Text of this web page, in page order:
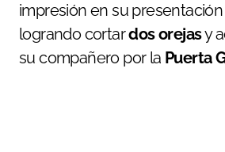
impresión en su
logrando cortardos orejasy
su compañero por la Puerta